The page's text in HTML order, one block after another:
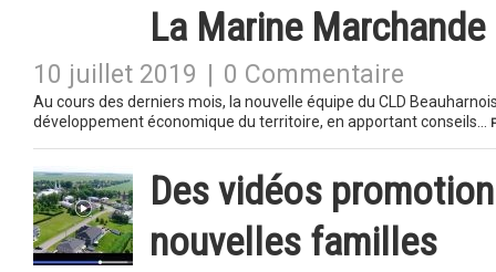
La Marine Marchande
10 juillet 2019 0 Commentaire
Au cours des derniers mois, la nouvelle équipe du CLD
développement économique du territoire, en apportant conseils…
Des vidéos
nouvelles familles